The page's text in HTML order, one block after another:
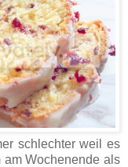
schlechter weil es
am Wochenende als